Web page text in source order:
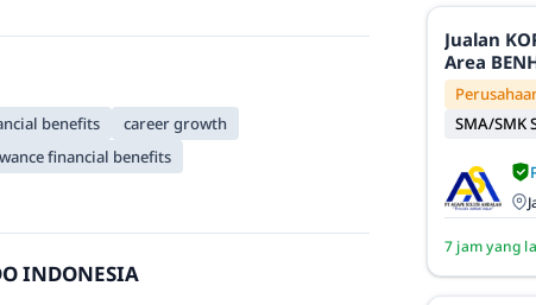
benefits
career growth
financial benefits
INDONESIA
Jualan KOPI TRIJI
Area
SMA/SMK
7 jam yang